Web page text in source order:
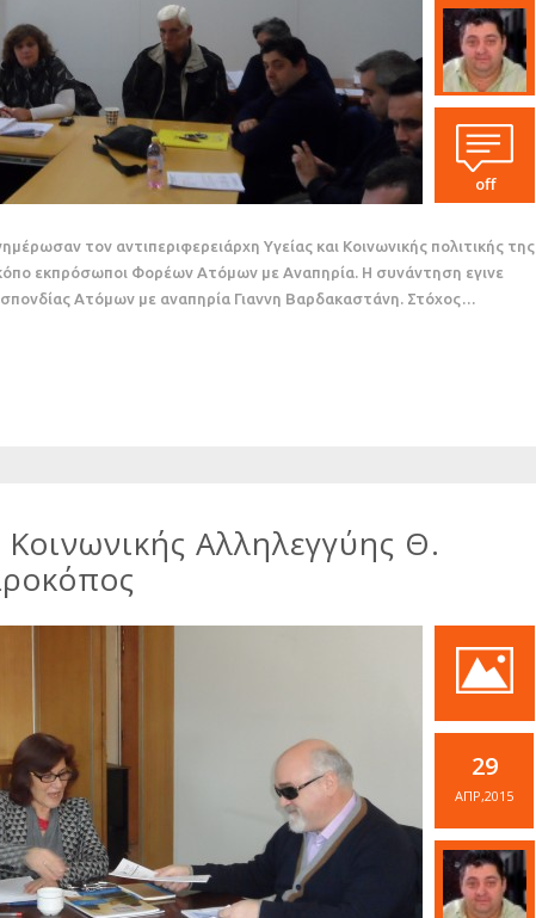
off
τον αντιπεριφερειάρχη Υγείας και Κοινωνικής πολιτικής της
εκπρόσωποι Φορέων Ατόμων με Αναπηρία. Η συνάντηση εγινε
Ατόμων με αναπηρία Γιαννη Βαρδακαστάνη. Στόχος…
Αλληλεγγύης Θ.
29
ΑΠΡ,2015